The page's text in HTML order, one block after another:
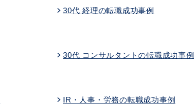
30代 経理の転職成功事例
30代 コンサルタントの転職成功事例
IR・人事・労務の転職成功事例